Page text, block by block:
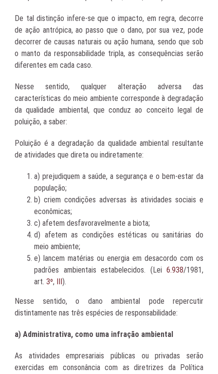
De tal distinção infere-se que o impacto, em regra, decorre
de ação antrópica, ao passo que o dano, por sua vez, pode
decorrer de causas naturais ou ação humana, sendo que sob
o manto da responsabilidade tripla, as consequências serão
diferentes em cada caso.
Nesse sentido, qualquer alteração adversa das
características do meio ambiente corresponde à degradação
da qualidade ambiental, que conduz ao conceito legal de
poluição, a saber:
Poluição é a degradação da qualidade ambiental resultante
de atividades que direta ou indiretamente:
a) prejudiquem a saúde, a segurança e o bem-estar da
população;
b) criem condições adversas às atividades sociais e
econômicas;
c) afetem desfavoravelmente a biota;
d) afetem as condições estéticas ou sanitárias do
meio ambiente;
e) lancem matérias ou energia em desacordo com os
padrões ambientais estabelecidos. (Lei 6.938/1981,
art. 3º, III).
Nesse sentido, o dano ambiental pode repercutir
distintamente nas três espécies de responsabilidade:
a) Administrativa, como uma infração ambiental
As atividades empresariais públicas ou privadas serão
exercidas em consonância com as diretrizes da Política